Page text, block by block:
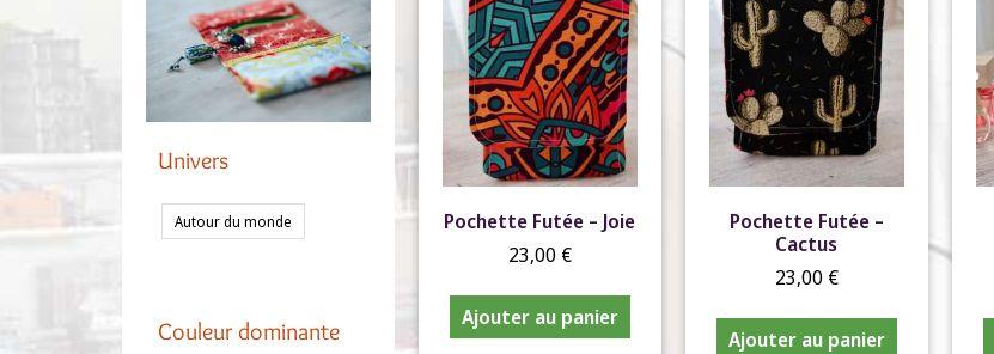
Univers
Autour du monde
Couleur dominante
Pochette Futée – Joie
23,00 €
Ajouter au panier
Pochette Futée –
Cactus
23,00 €
Ajouter au panier